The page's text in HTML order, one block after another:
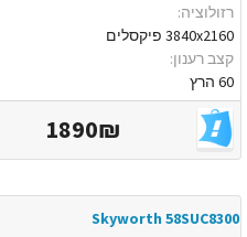
רזולוציה:
3840x2160 פיקסלים
קצב רענון:
60 הרץ
1890₪
Skyworth 58SUC8300